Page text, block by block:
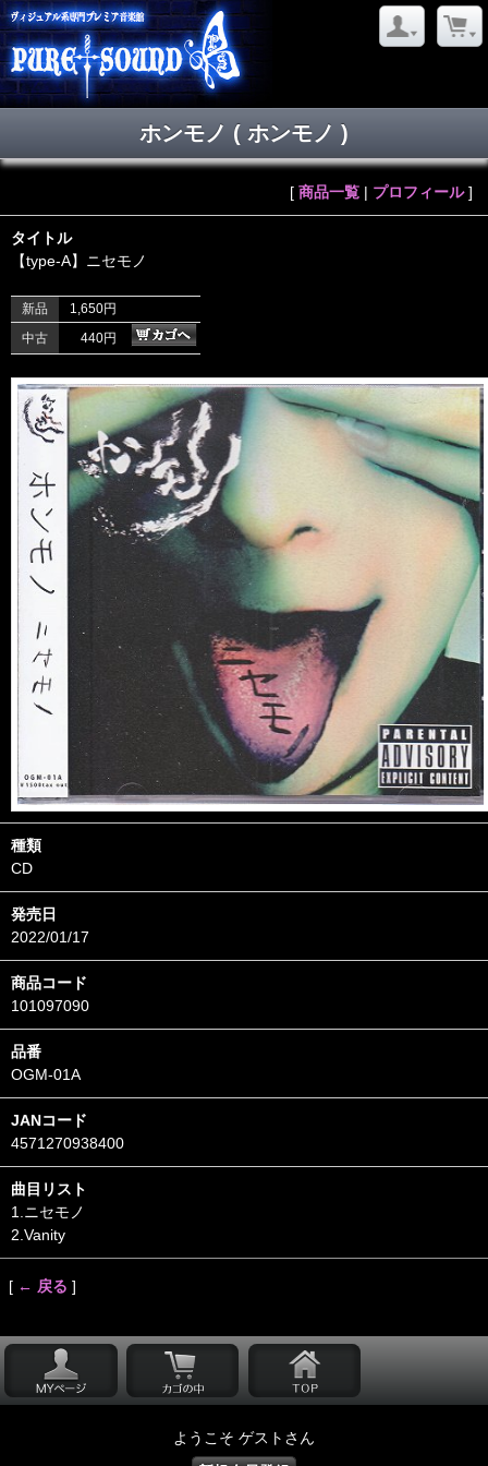
ホンモノ ( ホンモノ )
[ 商品一覧 | プロフィール]
タイトル
【type-A】ニセモノ
新品
1,650円
中古
440円
種類
CD
発売日
2022/01/17
商品コード
101097090
品番
OGM-01A
JANコード
4571270938400
曲目リスト
1.ニセモノ
2.Vanity
[ ← 戻る ]
ようこそ ゲストさん